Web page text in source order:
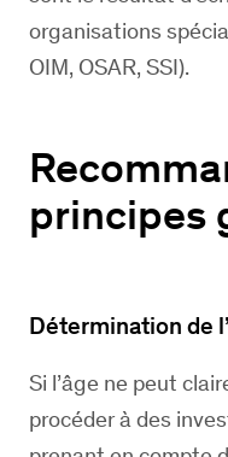
organisations
OIM, OSAR, SSI).
principes
Détermination de
Si l’âge ne peut
procéder à des